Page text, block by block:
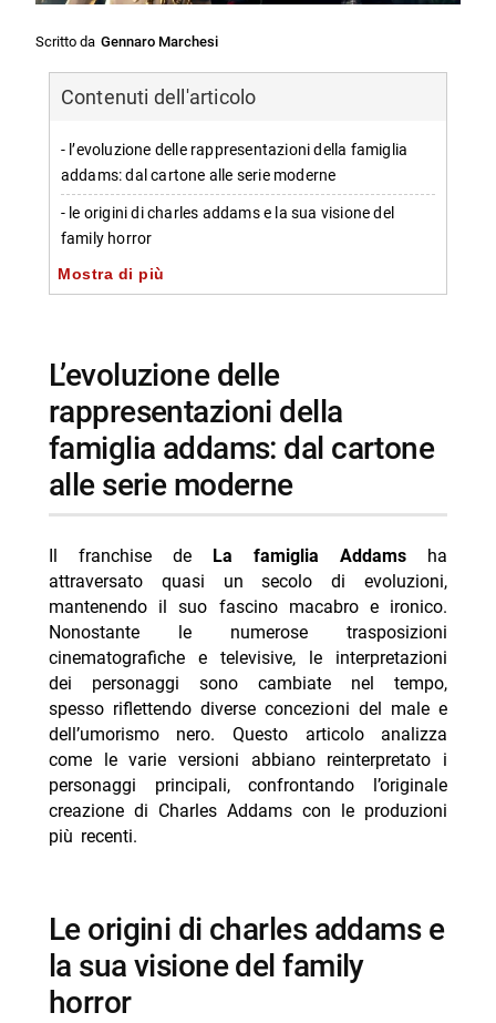
Scritto da Gennaro Marchesi
Contenuti dell'articolo
- l’evoluzione delle rappresentazioni della famiglia
addams: dal cartone alle serie moderne
- le origini di charles addams e la sua visione del
family horror
-- ispirazioni e caratteristiche della creazione
’60
- wednesday addams: tra oscurità crescente e
fedeltà all’originale
-- differenze tra le versioni recenti e quella originale
-- una narrazione equilibrata tra comicità nera e
valori familiari
-- differenze nelle relazioni familiari tra passato e
presente
- conclusioni sull’eredità culturale dei personaggi
addams
-- personaggi principali presenti nelle ultime
produzioni:
-- Scopri di più da Jump the shark
- Programmi TV oggi domenica 9 agosto 2026
daytime
- Milan-Chelsea amichevole stasera Nove 21:30
Mostra di più
l’evoluzione delle
rappresentazioni della
famiglia addams: dal cartone
alle serie moderne
Il franchise de La famiglia Addams ha
attraversato quasi un secolo di evoluzioni,
mantenendo il suo fascino macabro e ironico.
Nonostante le numerose trasposizioni
cinematografiche e televisive, le interpretazioni
dei personaggi sono cambiate nel tempo,
spesso riflettendo diverse concezioni del male e
dell’umorismo nero. Questo articolo analizza
come le varie versioni abbiano reinterpretato i
personaggi principali, confrontando l’originale
creazione di Charles Addams con le produzioni
più recenti.
le origini di charles addams e
la sua visione del family
horror